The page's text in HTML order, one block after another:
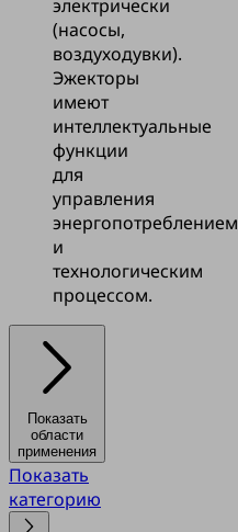
электрически
(насосы,
воздуходувки).
Эжекторы
имеют
интеллектуальные
функции
для
управления
энергопотреблением
и
технологическим
процессом.
Показать
области
применения
Показать
категорию